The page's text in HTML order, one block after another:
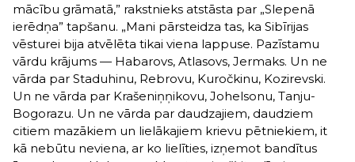
mācību grāmatā,” rakstnieks atstāsta par „Slepenā
ierēdņa” tapšanu. „Mani pārsteidza tas, ka Sibīrijas
vēsturei bija atvēlēta tikai viena lappuse. Pazīstamu
vārdu krājums — Habarovs, Atlasovs, Jermaks. Un ne
vārda par Staduhinu, Rebrovu, Kuročkinu, Kozirevski.
Un ne vārda par Krašeniņņikovu, Johelsonu, Tanju-
Bogorazu. Un ne vārda par daudzajiem, daudziem
citiem mazākiem un lielākajiem krievu pētniekiem, it
kā nebūtu neviena, ar ko lielīties, izņemot bandītus